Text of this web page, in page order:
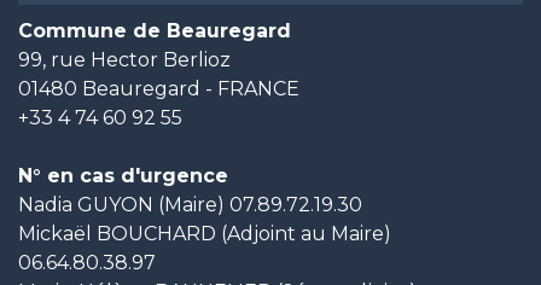
Commune de Beauregard
99, rue Hector Berlioz
01480 Beauregard - FRANCE
+33 4 74 60 92 55
N° en cas d'urgence
Nadia GUYON (Maire) 07.89.72.19.30
Mickaël BOUCHARD (Adjoint au Maire)
06.64.80.38.97